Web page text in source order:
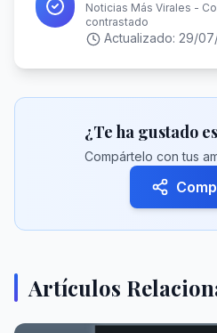
Noticias Más Virales -
contrastado
Actualizado: 29/
¿Te ha gustado
Compártelo con tus
Artículos